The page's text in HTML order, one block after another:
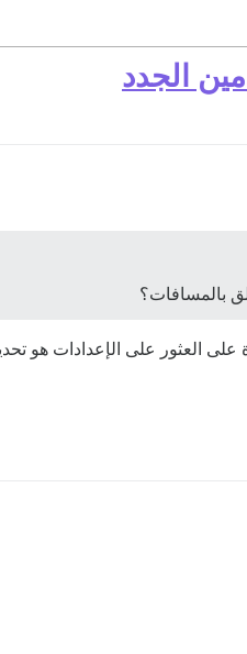
الجدد
بالمسافات؟
على العثور على الإعدادات هو